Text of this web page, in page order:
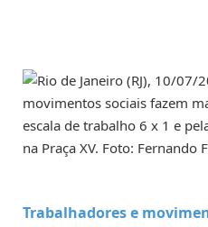
Trabalhadores e